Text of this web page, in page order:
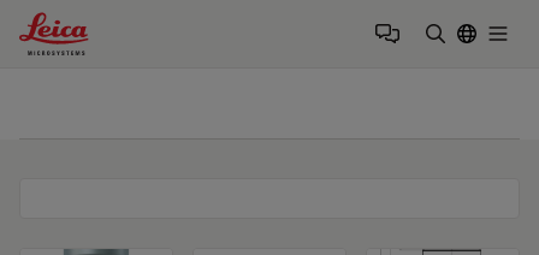
Leica Microsystems Logo